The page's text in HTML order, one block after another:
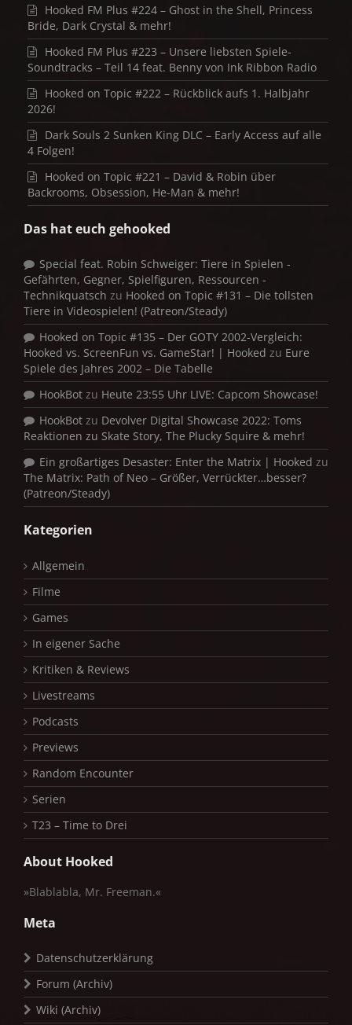
Hooked FM Plus #224 – Ghost in the Shell, Princess
Bride, Dark Crystal & mehr!
Hooked FM Plus #223 – Unsere liebsten Spiele-
Soundtracks – Teil 14 feat. Benny von Ink Ribbon Radio
Hooked on Topic #222 – Rückblick aufs 1. Halbjahr
2026!
Dark Souls 2 Sunken King DLC – Early Access auf alle
4 Folgen!
Hooked on Topic #221 – David & Robin über
Backrooms, Obsession, He-Man & mehr!
Das hat euch gehooked
Special feat. Robin Schweiger: Tiere in Spielen -
Gefährten, Gegner, Spielfiguren, Ressourcen -
Technikquatsch zu Hooked on Topic #131 – Die tollsten
Tiere in Videospielen! (Patreon/Steady)
Hooked on Topic #135 – Der GOTY 2002-Vergleich:
Hooked vs. ScreenFun vs. GameStar! | Hooked zu Eure
Spiele des Jahres 2002 – Die Tabelle
HookBot zu Heute 23:55 Uhr LIVE: Capcom Showcase!
HookBot zu Devolver Digital Showcase 2022: Toms
Reaktionen zu Skate Story, The Plucky Squire & mehr!
Ein großartiges Desaster: Enter the Matrix | Hooked zu
The Matrix: Path of Neo – Größer, Verrückter…besser?
(Patreon/Steady)
Kategorien
Allgemein
Filme
Games
In eigener Sache
Kritiken & Reviews
Livestreams
Podcasts
Previews
Random Encounter
Serien
T23 – Time to Drei
About Hooked
»Blablabla, Mr. Freeman.«
Meta
Datenschutzerklärung
Forum (Archiv)
Wiki (Archiv)